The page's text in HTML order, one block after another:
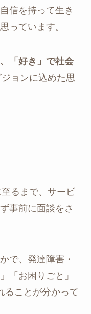
信を持って生き
っています。
「好き」で社会
ョンに込めた思
るまで、サービ
事前に面談をさ
で、発達障害・
「お困りごと」
ることが分かって